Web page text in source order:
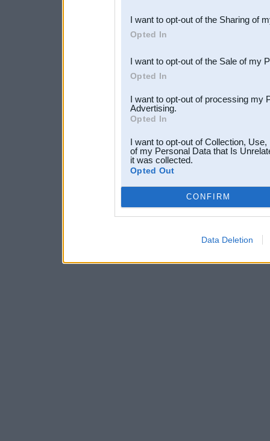
Downstream Participants
third parties.
I want to opt-out of the Sharing of
Opted In
I want to opt-out of the Sale of my
Opted In
I want to opt-out of processing my
Advertising.
Opted In
I want to opt-out of Collection,
of my Personal Data that Is
it was collected.
Opted Out
CONFIRM
Data Deletion